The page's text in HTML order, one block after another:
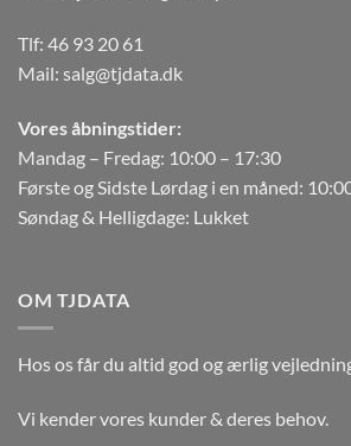
Tlf: 46 93 20 61
Mail: salg@tjdata.dk
Vores åbningstider:
Mandag – Fredag: 10:00 – 17:30
Første og Sidste Lørdag i en måned:
Søndag & Helligdage: Lukket
OM TJDATA
Hos os får du altid god og ærlig
Vi kender vores kunder & deres behov.